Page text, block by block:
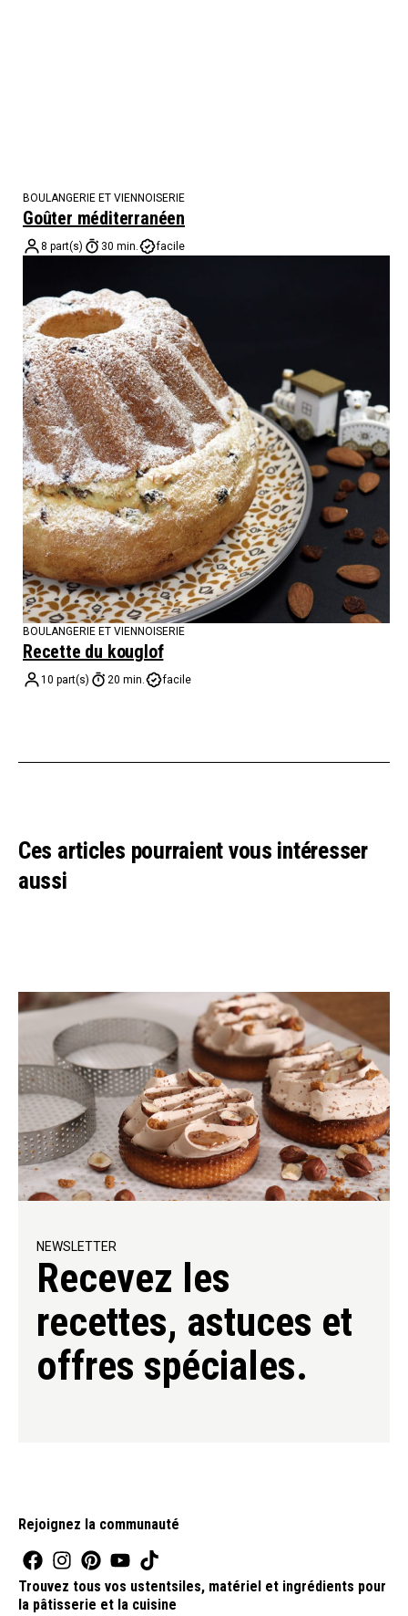
BOULANGERIE ET VIENNOISERIE
Goûter méditerranéen
8 part(s) 30 min. facile
BOULANGERIE ET VIENNOISERIE
Recette du kouglof
10 part(s) 20 min. facile
Ces articles pourraient vous intéresser
aussi
NEWSLETTER
Recevez les
recettes, astuces et
offres spéciales.
Rejoignez la communauté
Trouvez tous vos ustentsiles, matériel et ingrédients pour
la pâtisserie et la cuisine